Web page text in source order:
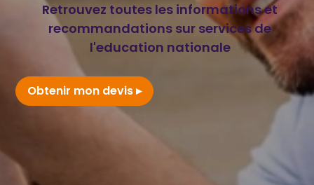
Retrouvez toutes les informations et
recommandations sur services de
l'education nationale
Obtenir mon devis